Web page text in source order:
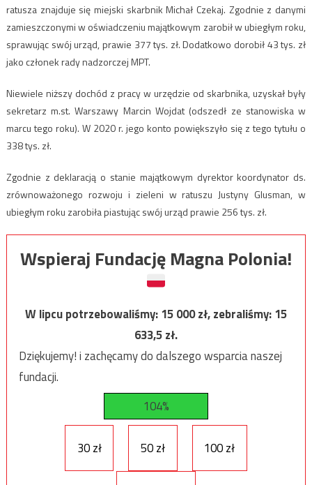
ratusza znajduje się miejski skarbnik Michał Czekaj. Zgodnie z danymi
zamieszczonymi w oświadczeniu majątkowym zarobił w ubiegłym roku,
sprawując swój urząd, prawie 377 tys. zł. Dodatkowo dorobił 43 tys. zł
jako członek rady nadzorczej MPT.
Niewiele niższy dochód z pracy w urzędzie od skarbnika, uzyskał były
sekretarz m.st. Warszawy Marcin Wojdat (odszedł ze stanowiska w
marcu tego roku). W 2020 r. jego konto powiększyło się z tego tytułu o
338 tys. zł.
Zgodnie z deklaracją o stanie majątkowym dyrektor koordynator ds.
zrównoważonego rozwoju i zieleni w ratuszu Justyny Glusman, w
ubiegłym roku zarobiła piastując swój urząd prawie 256 tys. zł.
Wspieraj Fundację Magna Polonia!
W lipcu potrzebowaliśmy:15 000zł, zebraliśmy:15
633,5zł.
Dziękujemy! i zachęcamy do dalszego wsparcia naszej
fundacji.
104%
30 zł 50 zł 100 zł